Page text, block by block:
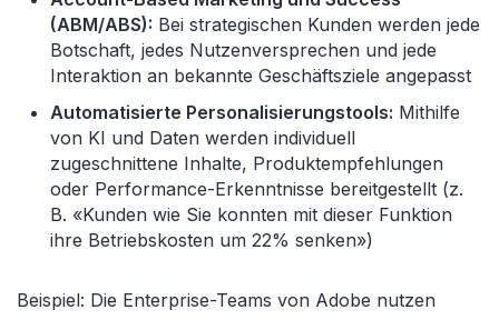
(ABM/ABS): Bei strategischen Kunden werden jede
Botschaft, jedes Nutzenversprechen und jede
Interaktion an bekannte Geschäftsziele angepasst
Automatisierte Personalisierungstools: Mithilfe
von KI und Daten werden individuell
zugeschnittene Inhalte, Produktempfehlungen
oder Performance-Erkenntnisse bereitgestellt (z.
B. «Kunden wie Sie konnten mit dieser Funktion
ihre Betriebskosten um 22% senken»)
Beispiel: Die Enterprise-Teams von Adobe nutzen